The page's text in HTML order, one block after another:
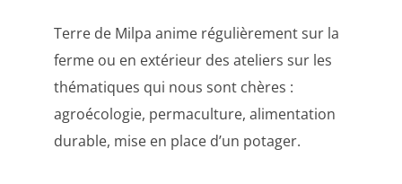
Terre de Milpa anime régulièrement sur la
ferme ou en extérieur des ateliers sur les
thématiques qui nous sont chères :
agroécologie, permaculture, alimentation
durable, mise en place d’un potager.